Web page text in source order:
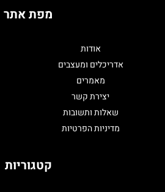
מפת אתר
אודות
אדריכלים ומעצבים
מאמרים
יצירת קשר
שאלות ותשובות
מדיניות הפרטיות
קטגוריות